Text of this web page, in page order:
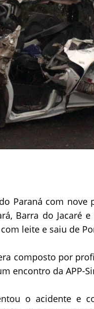
Paraná com nove
Barra do Jacaré
leite e saiu de
composto por
encontro da APP-
o acidente e